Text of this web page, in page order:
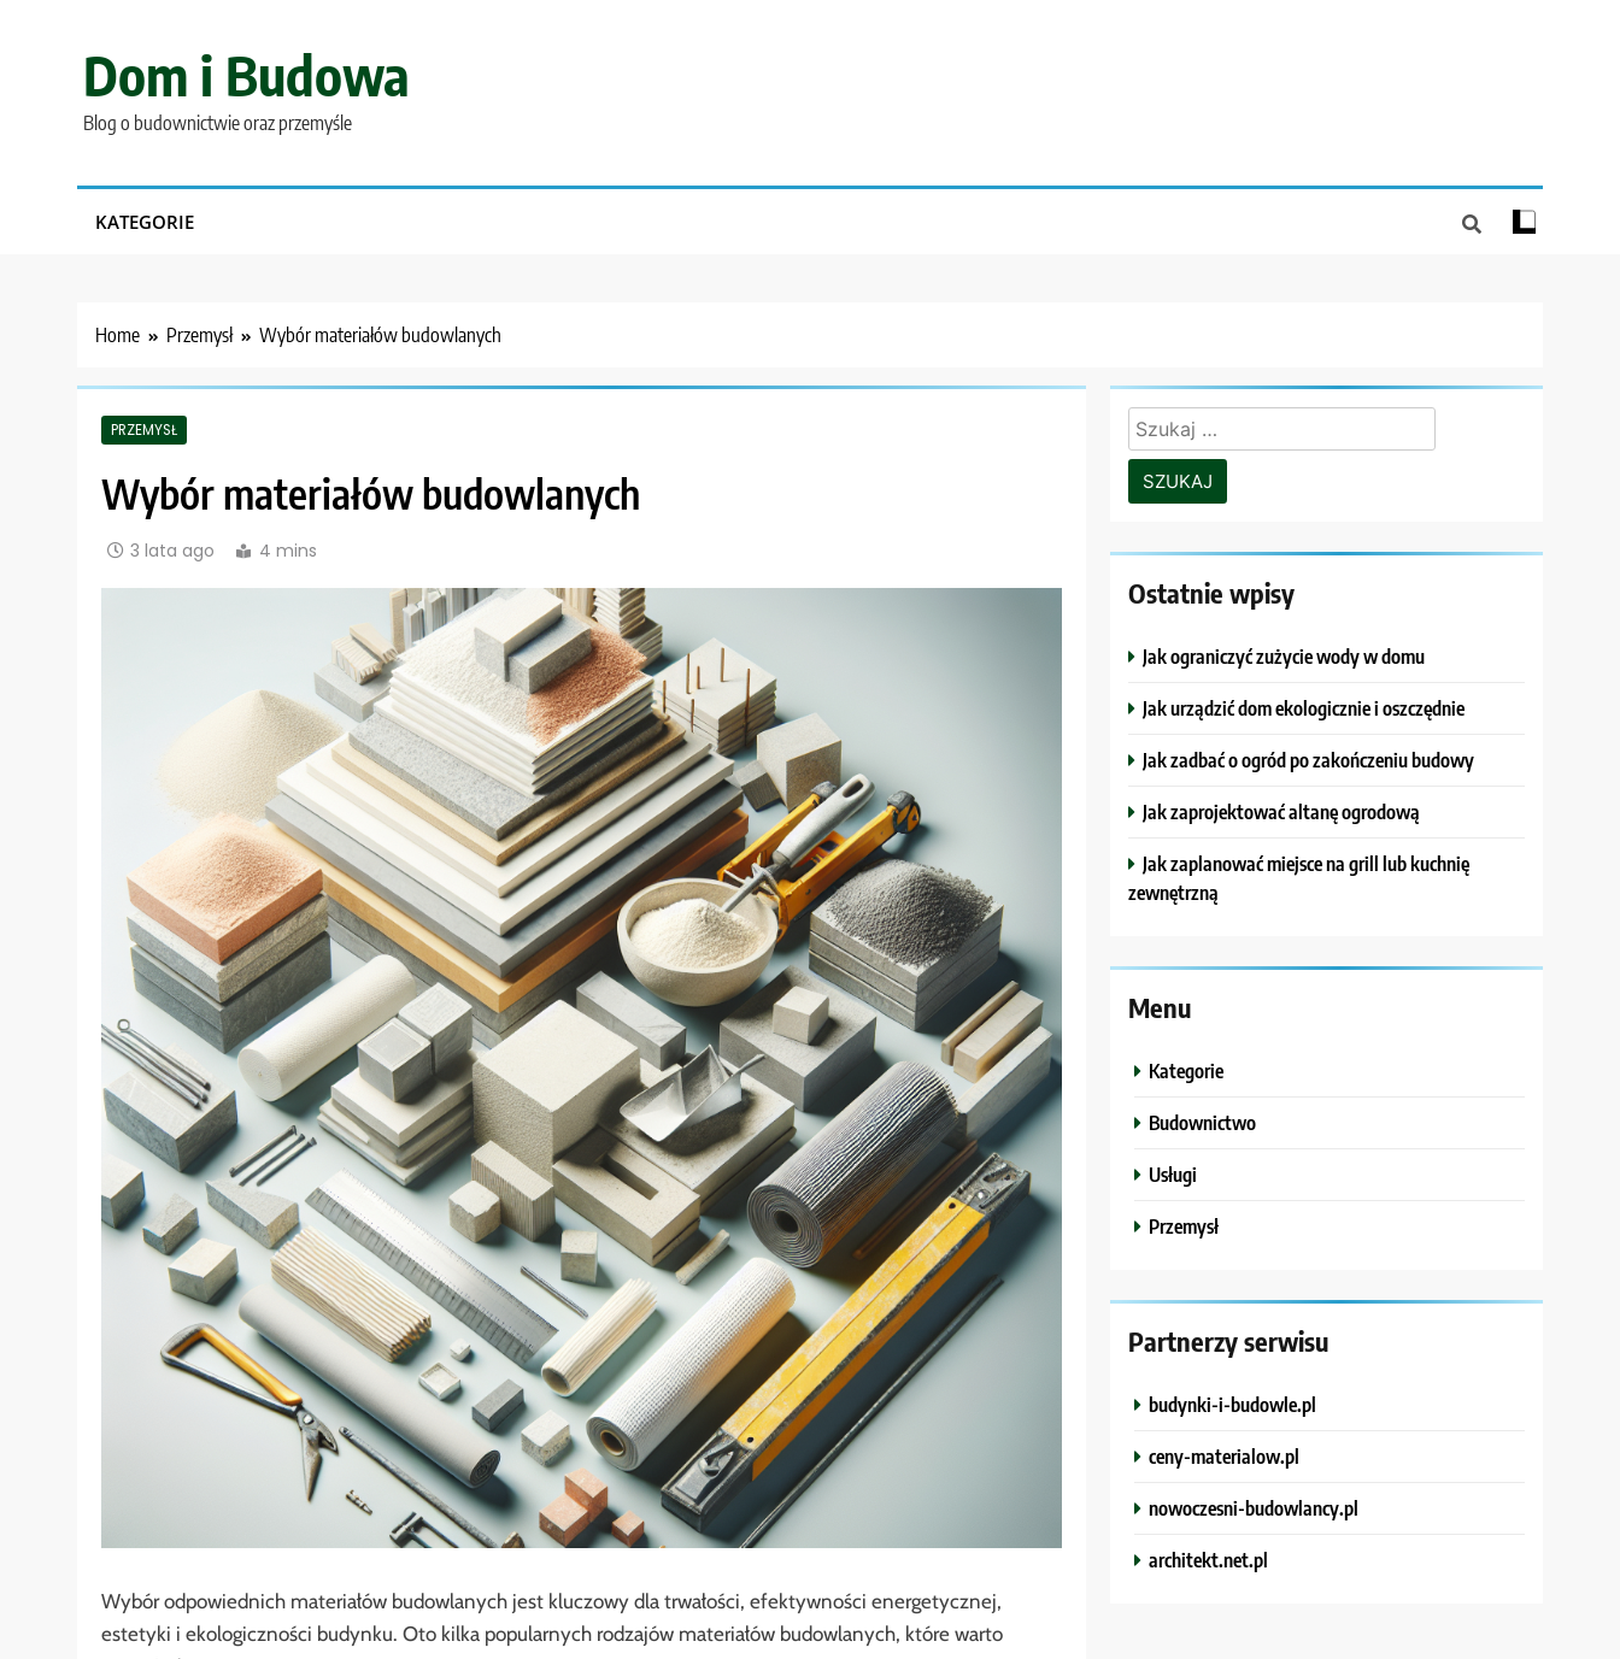
Dom i Budowa
Blog o budownictwie oraz przemyśle
KATEGORIE
Home Przemysł Wybór materiałów budowlanych
PRZEMYSŁ
Wybór materiałów budowlanych
3 lata ago 4 mins
Wybór odpowiednich materiałów budowlanych jest kluczowy dla trwałości, efektywności energetycznej,
estetyki i ekologiczności budynku. Oto kilka popularnych rodzajów materiałów budowlanych, które warto
Szukaj:
Ostatnie wpisy
Jak ograniczyć zużycie wody w domu
Jak urządzić dom ekologicznie i oszczędnie
Jak zadbać o ogród po zakończeniu budowy
Jak zaprojektować altanę ogrodową
Jak zaplanować miejsce na grill lub kuchnię
zewnętrzną
Menu
Kategorie
Budownictwo
Usługi
Przemysł
Partnerzy serwisu
budynki-i-budowle.pl
ceny-materialow.pl
nowoczesni-budowlancy.pl
architekt.net.pl